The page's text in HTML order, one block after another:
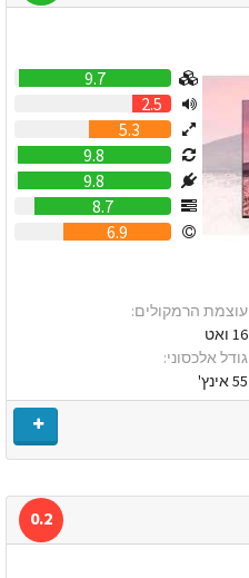
9.7
2.5
5.3
9.8
9.8
8.7
6.9
עוצמת הרמקולים:
16 ואט
גודל אלכסוני:
55 אינץ'
0.2